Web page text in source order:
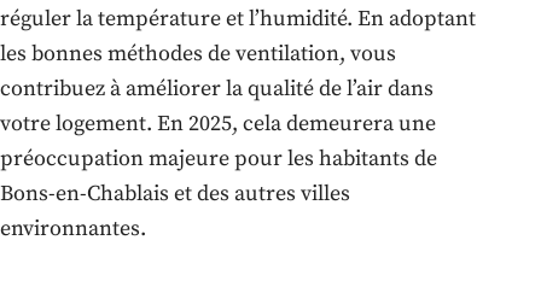
réguler la température et l’humidité. En adoptant
les bonnes méthodes de ventilation, vous
contribuez à améliorer la qualité de l’air dans
votre logement. En 2025, cela demeurera une
préoccupation majeure pour les habitants de
Bons-en-Chablais et des autres villes
environnantes.